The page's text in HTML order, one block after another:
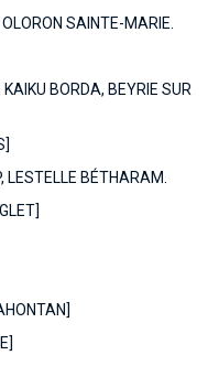
SAINTE-MARIE.
BORDA, BEYRIE SUR
LESTELLE BÉTHARAM.